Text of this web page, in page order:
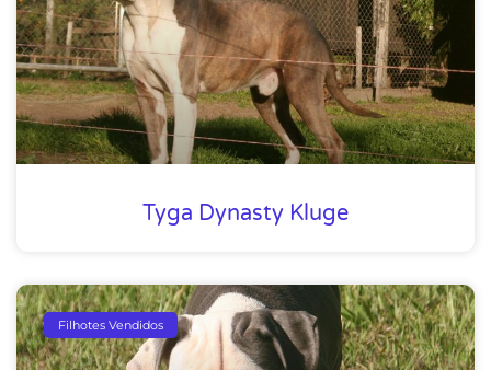
Tyga Dynasty Kluge
Filhotes Vendidos